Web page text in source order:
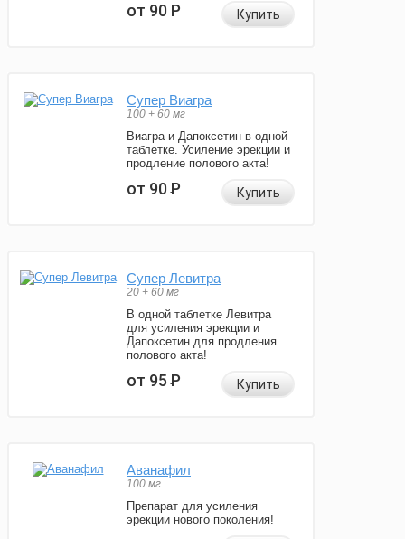
от 90Р Купить
Супер Виагра
100 + 60 мг
Виагра и Дапоксетин в одной
таблетке. Усиление эрекции и
продление полового акта!
от 90Р Купить
Супер Левитра
20 + 60 мг
В одной таблетке Левитра
для усиления эрекции и
Дапоксетин для продления
полового акта!
от 95Р Купить
Аванафил
100 мг
Препарат для усиления
эрекции нового поколения!